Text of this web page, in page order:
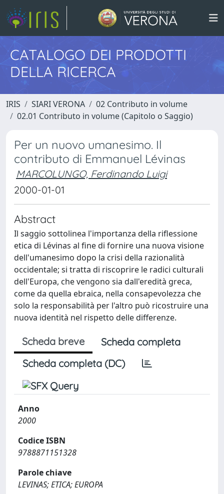
CATALOGO DEI PRODOTTI
DELLA RICERCA
IRIS SIARI VERONA
02 Contributo in volume
02.01 Contributo in volume (Capitolo o Saggio)
Per un nuovo umanesimo. Il
contributo di Emmanuel Lévinas
MARCOLUNGO, Ferdinando Luigi
2000-01-01
Abstract
Il saggio sottolinea l'importanza della riflessione
etica di Lévinas al fine di fornire una nuova visione
dell'umanesimo dopo la crisi della razionalità
occidentale; si tratta di riscoprire le radici culturali
dell'Europa, che vengono sia dall'eredità greca,
come da quella ebraica, nella consapevolezza che
solo la responsabilità per l'altro può ricostruire una
nuova identità nel rispetto delle differenze.
Scheda breve
Scheda completa
Scheda completa (DC)
Anno
2000
Codice ISBN
9788871151328
Parole chiave
LEVINAS; ETICA; EUROPA